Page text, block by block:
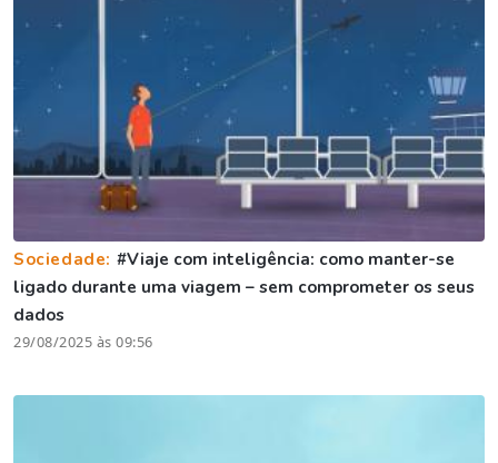
Sociedade: #Viaje com inteligência: como manter-se
ligado durante uma viagem – sem comprometer os seus
dados
29/08/2025 às 09:56